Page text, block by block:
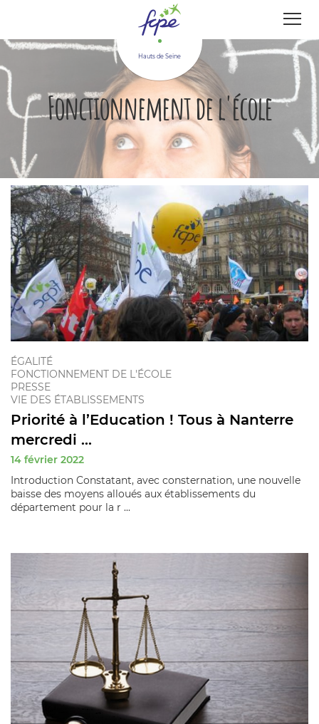
Hauts de Seine
Fonctionnement de l'école
ÉGALITÉ
FONCTIONNEMENT DE L'ÉCOLE
PRESSE
VIE DES ÉTABLISSEMENTS
Priorité à l’Education ! Tous à Nanterre
mercredi ...
14 février 2022
Introduction Constatant, avec consternation, une nouvelle
baisse des moyens alloués aux établissements du
département pour la r ...